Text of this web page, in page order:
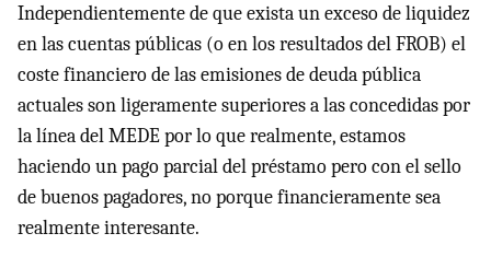
Independientemente de que exista un exceso de liquidez
en las cuentas públicas (o en los resultados del FROB) el
coste financiero de las emisiones de deuda pública
actuales son ligeramente superiores a las concedidas por
la línea del MEDE por lo que realmente, estamos
haciendo un pago parcial del préstamo pero con el sello
de buenos pagadores, no porque financieramente sea
realmente interesante.